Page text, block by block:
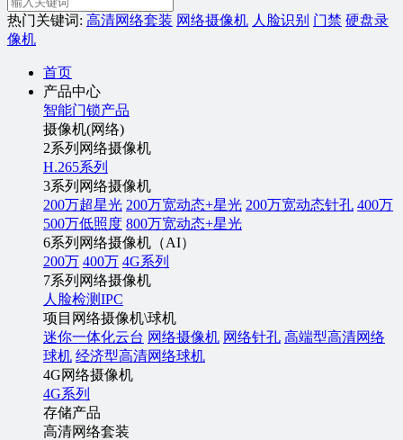
热门关键词: 高清网络套装 网络摄像机 人脸识别 门禁 硬盘录
像机
首页
产品中心
智能门锁产品
摄像机(网络)
2系列网络摄像机
H.265系列
3系列网络摄像机
200万超星光 200万宽动态+星光 200万宽动态针孔 400万
500万低照度 800万宽动态+星光
6系列网络摄像机（AI）
200万 400万 4G系列
7系列网络摄像机
人脸检测IPC
项目网络摄像机\球机
迷你一体化云台 网络摄像机 网络针孔 高端型高清网络
球机 经济型高清网络球机
4G网络摄像机
4G系列
存储产品
高清网络套装